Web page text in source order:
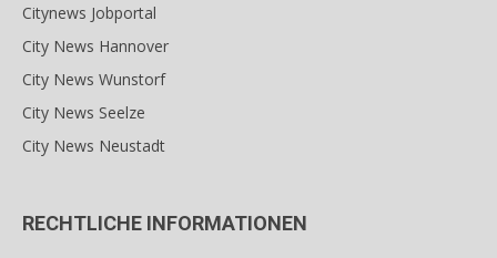
Citynews Jobportal
City News Hannover
City News Wunstorf
City News Seelze
City News Neustadt
RECHTLICHE INFORMATIONEN